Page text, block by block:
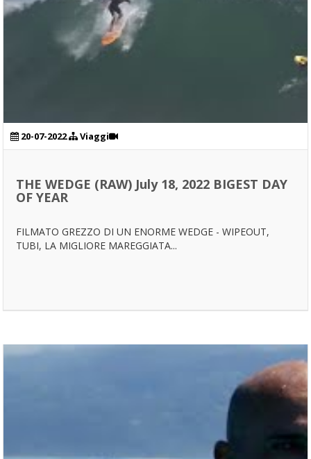
20-07-2022 Viaggi
THE WEDGE (RAW) July 18, 2022 BIGEST DAY
OF YEAR
FILMATO GREZZO DI UN ENORME WEDGE - WIPEOUT,
TUBI, LA MIGLIORE MAREGGIATA...